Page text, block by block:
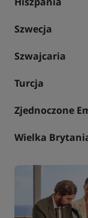
Szwecja
Szwajcaria
Turcja
Zjednoczone
Wielka